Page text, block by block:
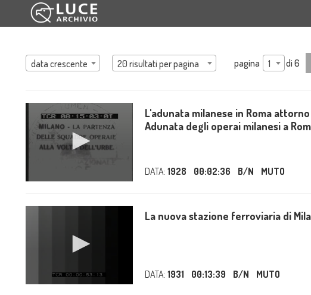
data crescente 20 risultati per pagina pagina 1 di 6
L'adunata milanese in Roma attorno
Adunata degli operai milanesi a
DATA: 1928 00:02:36 B/N MUTO
La nuova stazione ferroviaria di
DATA: 1931 00:13:39 B/N MUTO